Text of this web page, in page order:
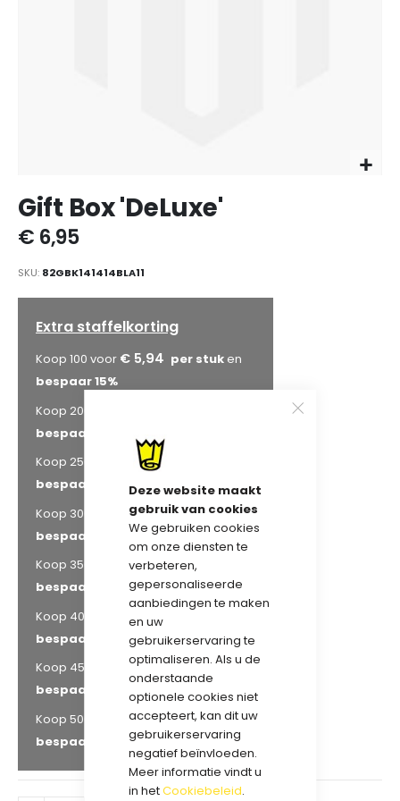
Deze website maakt
gebruik van cookies
We gebruiken cookies
om onze diensten te
verbeteren,
gepersonaliseerde
aanbiedingen te maken
en uw
gebruikerservaring te
optimaliseren. Als u de
onderstaande
optionele cookies niet
accepteert, kan dit uw
gebruikerservaring
negatief beïnvloeden.
Meer informatie vindt u
in hetCookiebeleid.
naar
het
begin
de
afbeeldingen-
Gift Box 'DeLuxe'
€ 6,95
SKU 82GBK141414BLA11
Extra staffelkorting
Koop 100 voor € 5,94
en
bespaar15%
Koop 200 voor
bespaar
Koop 250 voor
€ 5,63
bespaar
Koop 300 voor
€ 5,53
en
bespaar
Koop 350 voor
€ 5,42
bespaar
Koop 400 voor
€ 5,35
bespaar
Koop 450 voor
€ 5,32
en
bespaar
Koop 500 voor
€ 5,28
en
bespaar